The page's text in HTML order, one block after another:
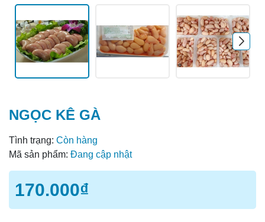
NGỌC KÊ GÀ
Tình trạng: Còn hàng
Mã sản phẩm: Đang cập nhật
170.000₫